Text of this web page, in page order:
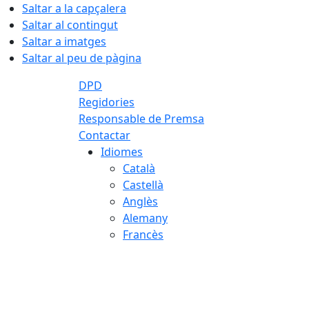
Saltar a la capçalera
Saltar al contingut
Saltar a imatges
Saltar al peu de pàgina
DPD
Regidories
Responsable de Premsa
Contactar
Idiomes
Català
Castellà
Anglès
Alemany
Francès